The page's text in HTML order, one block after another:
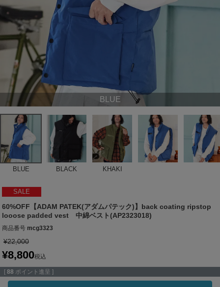
BLUE
BLUE BLACK KHAKI
SALE
60%OFF【ADAM PATEK(アダムパテック)】back coating ripstop
looose padded vest 中綿ベスト(AP2323018)
商品番号 mcg3323
¥22,000
¥8,800税込
[ 88 ポイント進呈 ]